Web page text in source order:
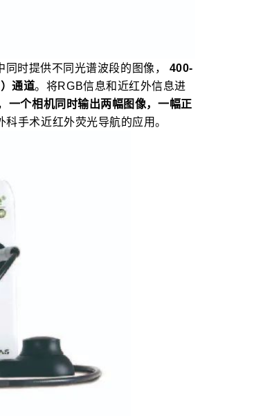
时提供不同光谱波段的图像， 400-
通道。将RGB信息和近红外信息进
一个相机同时输出两幅图像，一幅正
科手术近红外荧光导航的应用。